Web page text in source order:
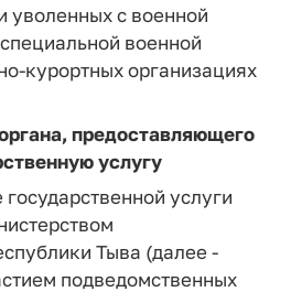
уволенных с военной
военной
курортных организациях
предоставляющего
услугу
услуги
Тыва (далее -
подведомственных